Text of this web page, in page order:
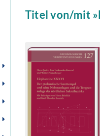
Titel von/mit